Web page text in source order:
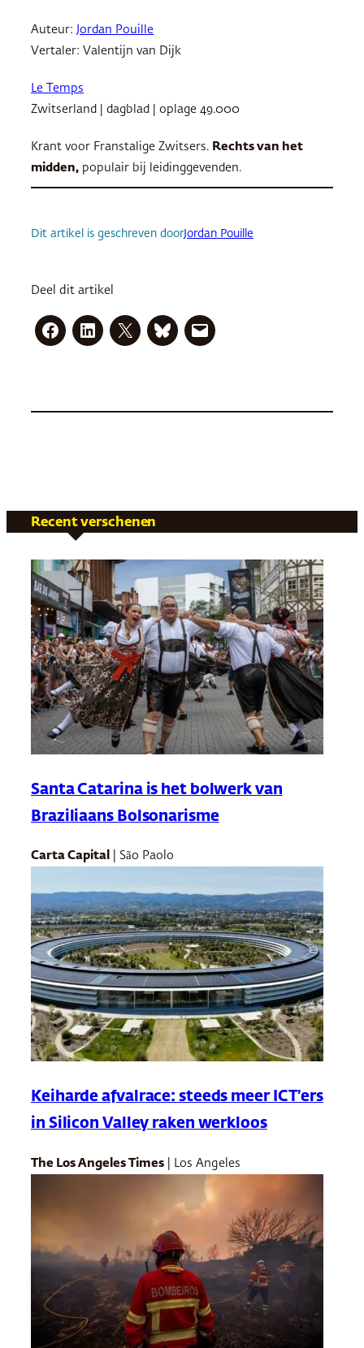
Auteur: Jordan Pouille
Vertaler: Valentijn van Dijk
Le Temps
Zwitserland | dagblad | oplage 49.000
Krant voor Franstalige Zwitsers. Rechts van het
midden, populair bij leidinggevenden.
Dit artikel is geschreven doorJordan Pouille
Deel dit artikel
Recent verschenen
Santa Catarina is het bolwerk van
Braziliaans Bolsonarisme
Carta Capital | São Paolo
Keiharde afvalrace: steeds meer ICT’ers
in Silicon Valley raken werkloos
The Los Angeles Times | Los Angeles